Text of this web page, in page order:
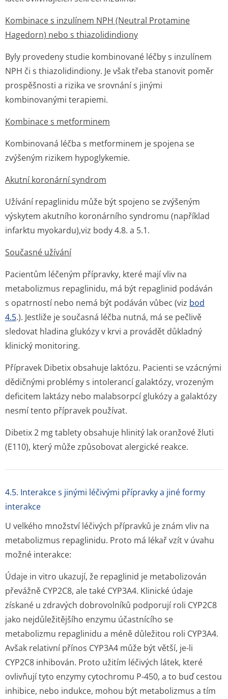
Kombinace s inzulínem NPH (Neutral Protamine
Hagedorn) nebo s thiazolidindiony
Byly provedeny studie kombinované léčby s inzulínem
NPH či s thiazolidindiony. Je však třeba stanovit poměr
prospěšnosti a rizika ve srovnání s jinými
kombinovanými terapiemi.
Kombinace s metforminem
Kombinovaná léčba s metforminem je spojena se
zvýšeným rizikem hypoglykemie.
Akutní koronární syndrom
Užívání repaglinidu může být spojeno se zvýšeným
výskytem akutního koronárního syndromu (například
infarktu myokardu),viz body 4.8. a 5.1.
Současné užívání
Pacientům léčeným přípravky, které mají vliv na
metabolizmus repaglinidu, má být repaglinid podáván
s opatrností nebo nemá být podáván vůbec (viz bod
4.5.). Jestliže je současná léčba nutná, má se pečlivě
sledovat hladina glukózy v krvi a provádět důkladný
klinický monitoring.
Přípravek Dibetix obsahuje laktózu. Pacienti se vzácnými
dědičnými problémy s intolerancí galaktózy, vrozeným
deficitem laktázy nebo malabsorpcí glukózy a galaktózy
nesmí tento přípravek používat.
Dibetix 2 mg tablety obsahuje hlinitý lak oranžové žluti
(E110), který může způsobovat alergické reakce.
4.5. Interakce s jinými léčivými přípravky a jiné formy
interakce
U velkého množství léčivých přípravků je znám vliv na
metabolizmus repaglinidu. Proto má lékař vzít v úvahu
možné interakce:
Údaje in vitro ukazují, že repaglinid je metabolizován
převážně CYP2C8, ale také CYP3A4. Klinické údaje
získané u zdravých dobrovolníků podporují roli CYP2C8
jako nejdůležitějšího enzymu účastnícího se
metabolizmu repaglinidu a méně důležitou roli CYP3A4.
Avšak relativní přínos CYP3A4 může být větší, je-li
CYP2C8 inhibován. Proto užitím léčivých látek, které
ovlivňují tyto enzymy cytochromu P-450, a to buď cestou
inhibice, nebo indukce, mohou být metabolizmus a tím